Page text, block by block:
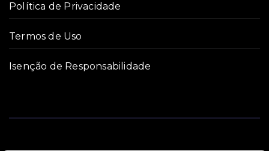
Política de Privacidade
Termos de Uso
Isenção de Responsabilidade